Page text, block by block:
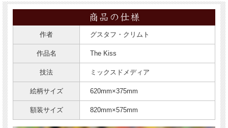
作者 グスタフ・クリムト
作品名 The Kiss
技法 ミックスドメディア
絵柄サイズ 620mm×375mm
額装サイズ 820mm×575mm